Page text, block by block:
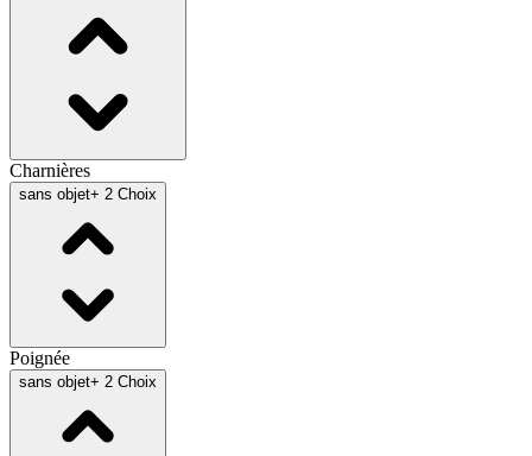
Charnières
sans objet+ 2 Choix
Poignée
sans objet+ 2 Choix